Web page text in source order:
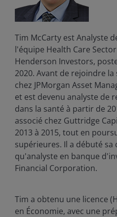
Tim McCarty est Analyste
l'équipe Health Care
Henderson Investors,
2020. Avant de rejoindre
chez JPMorgan Asset
et est devenu analyste de
dans la santé à partir de
associé chez Guttridge
2013 à 2015, tout en
supérieures. Il a débuté
qu'analyste en banque
Financial Corporation.
Tim a obtenu une licence
en Économie, avec une